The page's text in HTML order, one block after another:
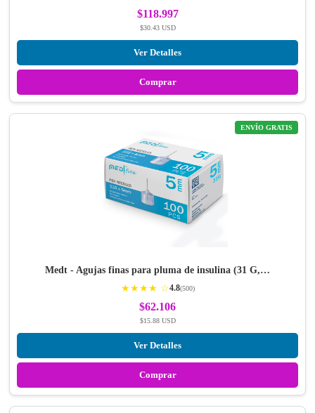
$118.997
$30.43 USD
Ver Detalles
Comprar
ENVÍO GRATIS
Medt - Agujas finas para pluma de insulina (31 G,…
★★★★ ☆4.8(500)
$62.106
$15.88 USD
Ver Detalles
Comprar